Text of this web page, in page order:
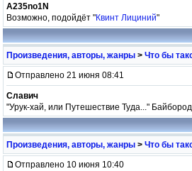
A235no1N
Возможно, подойдёт "Квинт Лициний"
Произведения, авторы, жанры > Что бы
Отправлено 21 июня 08:41
Славич
"Урук-хай, или Путешествие Туда..."
Произведения, авторы, жанры > Что бы
Отправлено 10 июня 10:40